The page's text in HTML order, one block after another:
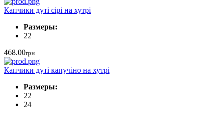
Капчики дуті сірі на хутрі
Размеры:
22
468.00грн
Капчики дуті капучіно на хутрі
Размеры:
22
24